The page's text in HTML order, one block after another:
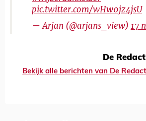
pic.twitter.com/wHw0jz4jsU
— Arjan (@arjans_view) 17
De
Bekijk alle berichten van De